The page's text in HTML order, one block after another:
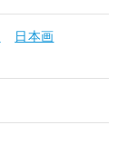
日本画